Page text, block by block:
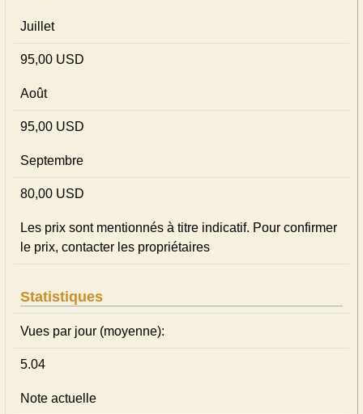
Juillet
95,00 USD
Août
95,00 USD
Septembre
80,00 USD
Les prix sont mentionnés à titre indicatif. Pour confirmer
le prix, contacter les propriétaires
Statistiques
Vues par jour (moyenne):
5.04
Note actuelle